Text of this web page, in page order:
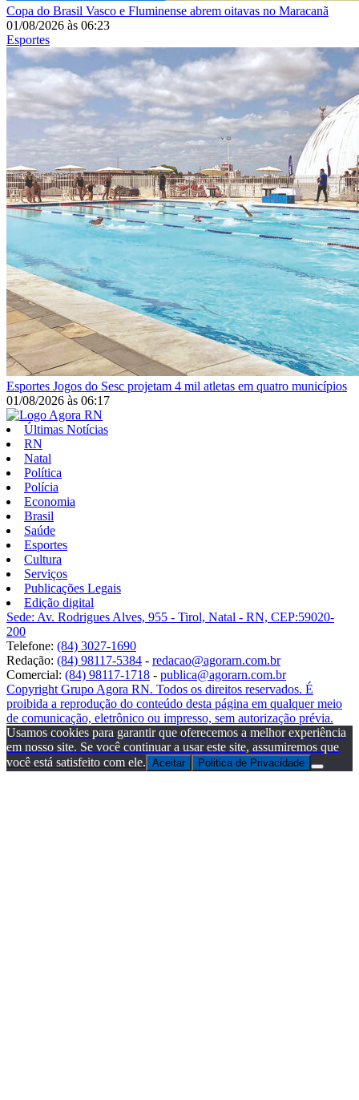
Copa do Brasil Vasco e Fluminense abrem oitavas no Maracanã
01/08/2026 às 06:23
Esportes
Esportes Jogos do Sesc projetam 4 mil atletas em quatro municípios
01/08/2026 às 06:17
Últimas Notícias
RN
Natal
Política
Polícia
Economia
Brasil
Saúde
Esportes
Cultura
Serviços
Publicações Legais
Edição digital
Sede: Av. Rodrigues Alves, 955 - Tirol, Natal - RN, CEP:59020-
200
Telefone: (84) 3027-1690
Redação: (84) 98117-5384 - redacao@agorarn.com.br
Comercial: (84) 98117-1718 - publica@agorarn.com.br
Copyright Grupo Agora RN. Todos os direitos reservados. É
proibida a reprodução do conteúdo desta página em qualquer meio
de comunicação, eletrônico ou impresso, sem autorização prévia.
Usamos cookies para garantir que oferecemos a melhor experiência
em nosso site. Se você continuar a usar este site, assumiremos que
você está satisfeito com ele. Aceitar Politica de Privacidade